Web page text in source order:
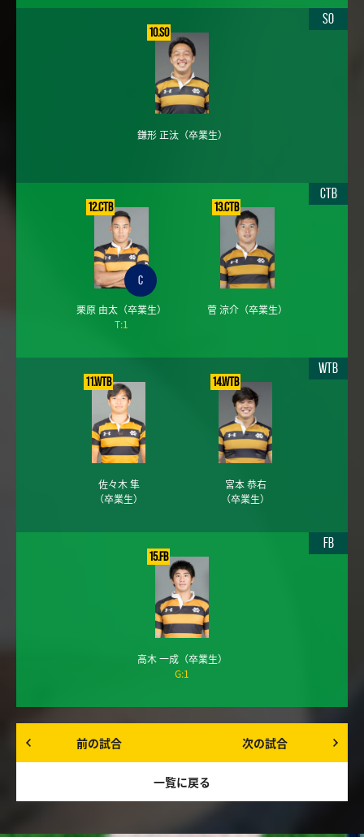
10.SO
鎌形 正汰（卒業生）
SO
12.CTB
C
栗原 由太 （卒業生）
T:1
13.CTB
菅 涼介（卒業生）
CTB
11.WTB
佐々木 隼
（卒業生）
14.WTB
宮本 恭右
（卒業生）
WTB
15.FB
高木 一成（卒業生）
G:1
FB
前の試合
一覧に戻る
次の試合